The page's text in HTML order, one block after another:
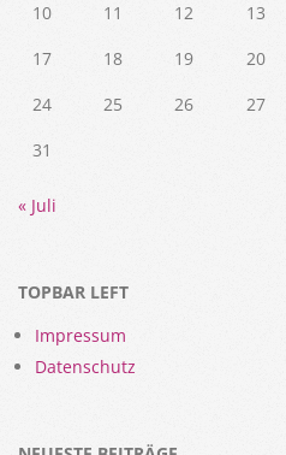
10
11 12 13
17
18 19 20
24
25 26 27
31
« Juli
TOPBAR LEFT
Impressum
Datenschutz